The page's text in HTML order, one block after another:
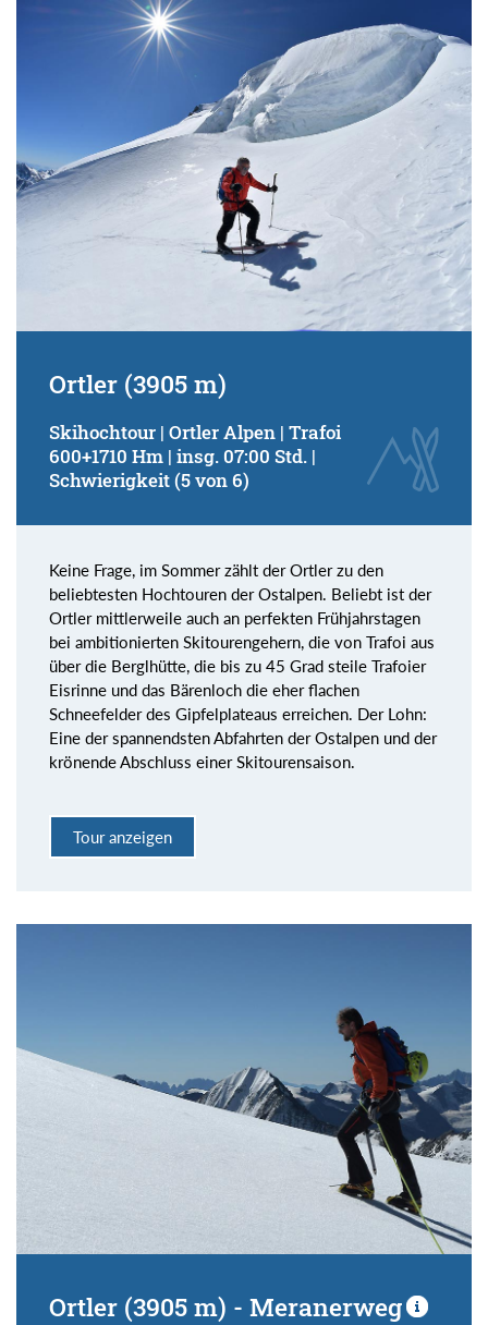
Ortler (3905 m)
Skihochtour | Ortler Alpen | Trafoi
600+1710 Hm | insg. 07:00 Std. |
Schwierigkeit (5 von 6)
Keine Frage, im Sommer zählt der Ortler zu den
beliebtesten Hochtouren der Ostalpen. Beliebt ist der
Ortler mittlerweile auch an perfekten Frühjahrstagen
bei ambitionierten Skitourengehern, die von Trafoi aus
über die Berglhütte, die bis zu 45 Grad steile Trafoier
Eisrinne und das Bärenloch die eher flachen
Schneefelder des Gipfelplateaus erreichen. Der Lohn:
Eine der spannendsten Abfahrten der Ostalpen und der
krönende Abschluss einer Skitourensaison.
Tour anzeigen
Ortler (3905 m) - Meranerweg